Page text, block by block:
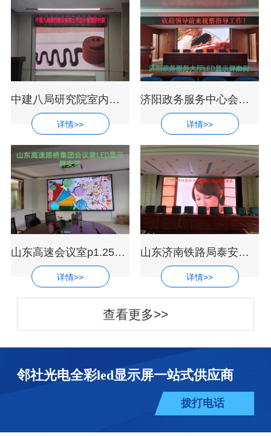
中建八局研究院室内超高清P1.25LED显示屏
详情>>
济阳政务服务中心会议室led全彩显示屏安
详情>>
山东高速会议室p1.25超高清led显示屏厂家
详情>>
山东济南铁路局泰安培训基地P1.53小间距
详情>>
查看更多>>
邻社光电全彩led显示屏一站式供应商
拨打电话